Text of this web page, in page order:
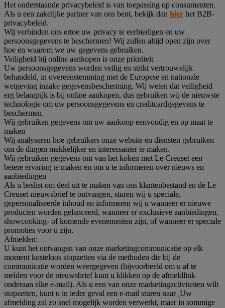
Het onderstaande privacybeleid is van toepassing op consumenten.
Als u een zakelijke partner van ons bent, bekijk dan hier het B2B-
privacybeleid.
Wij verbinden ons ertoe uw privacy te eerbiedigen en uw
persoonsgegevens te beschermen! Wij zullen altijd open zijn over
hoe en waarom we uw gegevens gebruiken.
Veiligheid bij online aankopen is onze prioriteit
Uw persoonsgegevens worden veilig en strikt vertrouwelijk
behandeld, in overeenstemming met de Europese en nationale
wetgeving inzake gegevensbescherming. Wij weten dat veiligheid
erg belangrijk is bij online aankopen, dus gebruiken wij de nieuwste
technologie om uw persoonsgegevens en creditcardgegevens te
beschermen.
Wij gebruiken gegevens om uw aankoop eenvoudig en op maat te
maken
Wij analyseren hoe gebruikers onze website en diensten gebruiken
om de dingen makkelijker en interessanter te maken.
Wij gebruiken gegevens om van het koken met Le Creuset een
betere ervaring te maken en om u te informeren over nieuws en
aanbiedingen
Als u beslist om deel uit te maken van ons klantenbestand en de Le
Creuset-nieuwsbrief te ontvangen, sturen wij u speciale,
gepersonaliseerde inhoud en informeren wij u wanneer er nieuwe
producten worden gelanceerd, wanneer er exclusieve aanbiedingen,
showcooking- of komende evenementen zijn, of wanneer er speciale
promoties voor u zijn.
Afmelden:
U kunt het ontvangen van onze marketingcommunicatie op elk
moment kosteloos stopzetten via de methoden die bij de
communicatie worden weergegeven (bijvoorbeeld om u af te
melden voor de nieuwsbrief kunt u klikken op de afmeldlink
onderaan elke e-mail). Als u een van onze marketingactiviteiten wilt
stopzetten, kunt u in ieder geval een e-mail sturen naar .Uw
afmelding zal zo snel mogelijk worden verwerkt, maar in sommige